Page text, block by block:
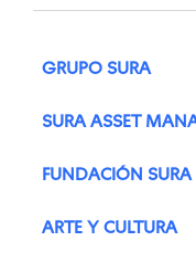
GRUPO SURA
SURA ASSET
FUNDACIÓN SURA
ARTE Y CULTURA